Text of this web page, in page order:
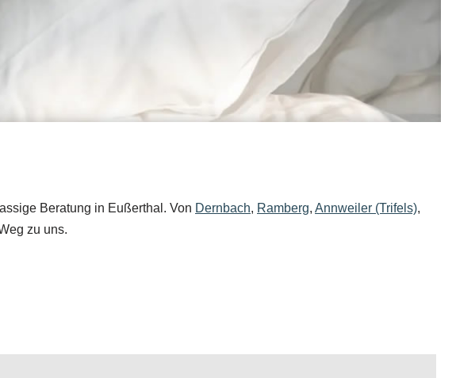
Beratung in Eußerthal. Von Dernbach, Ramberg, Annweiler (Trifels),
zu uns.